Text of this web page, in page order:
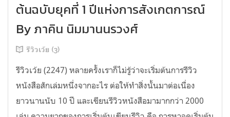
ต้นฉบับยุคที่ 1 ปีแห่งการสังเกตการณ์
By ภาคิน นิมมานนรวงศ์
รีวิวเว้ย (3)
รีวิวเว้ย (2247) หลายครั้งเราก็ไม่รู้ว่าจะเริ่มต้นการรีวิว
หนังสือสักเล่มหนึ่งจากอะไร ต่อให้ทำสิ่งนั้นมาต่อเนื่อง
ยาวนานนับ 10 ปี และเขียนรีวิวหนังสือมามากกว่า 2000